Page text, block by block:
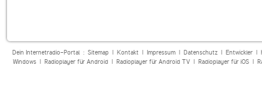
Dein Internetradio-Portal : Sitemap| Kontakt| Impressum| Datenschutz| Entwickler|
Windows| Radioplayer für Android| Radioplayer für Android TV| Radioplayer für iOS|